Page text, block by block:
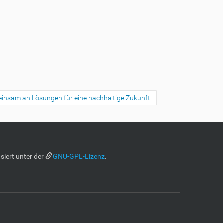
an Lösungen für eine nachhaltige Zukunft
unter der GNU-GPL-Lizenz.